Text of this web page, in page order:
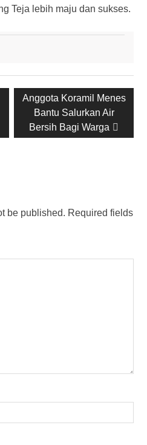
Teja lebih maju dan sukses.
Next
post:
Anggota Koramil Menes
Bantu Salurkan Air
Bersih Bagi Warga
be published. Required fields